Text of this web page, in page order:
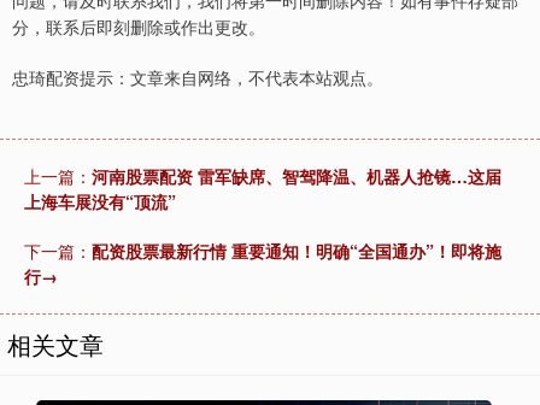
分，联系后即刻删除或作出更改。
忠琦配资提示：文章来自网络，不代表本站观点。
上一篇： 河南股票配资 雷军缺席、智驾降温、机器人抢镜…这届
上海车展没有“顶流”
下一篇： 配资股票最新行情 重要通知！明确“全国通办”！即将施
行→
相关文章